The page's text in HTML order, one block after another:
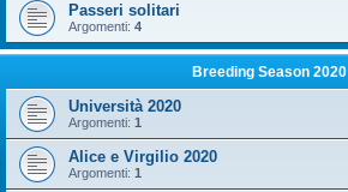
Passeri solitari
Argomenti: 4
Breeding Season 2020
Università 2020
Argomenti: 1
Alice e Virgilio 2020
Argomenti: 1